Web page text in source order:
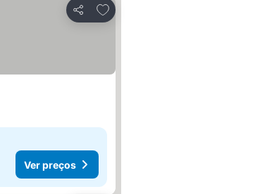
Partilhar
Adicionar aos favoritos
Ver preços